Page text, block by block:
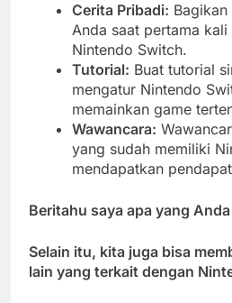
Cerita Pribadi:
Anda saat pertama
Nintendo Switch.
Tutorial: Buat tutorial
mengatur Nintendo
memainkan game
Wawancara:
yang sudah memiliki
mendapatkan
Beritahu saya apa yang
Selain itu, kita juga bisa
lain yang terkait dengan